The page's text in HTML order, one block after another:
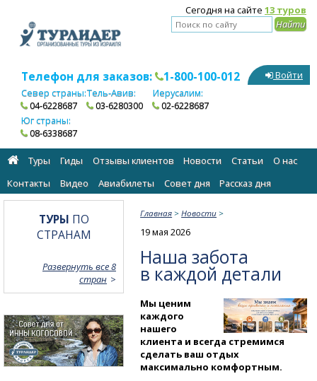
Сегодня на сайте 13 туров
Телефон для заказов: 1-800-100-012
Север страны:
04-6228687
Тель-Авив:
03-6280300
Иерусалим:
02-6228687
Юг страны:
08-6338687
Войти
Туры Гиды Отзывы клиентов Новости Статьи
О нас
Контакты
Видео Авиабилеты Cовет дня Рассказ дня
Главная >Новости >
19 мая 2026
Наша забота
в каждой детали
Мы ценим
каждого
нашего
клиента и всегда стремимся
сделать ваш отдых
максимально комфортным.
ТУРЫ ПО
СТРАНАМ
Развернуть все 8
стран